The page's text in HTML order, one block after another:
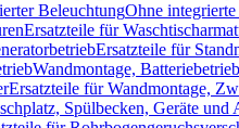
BeleuchtungOhne
Ersatzteile für
Ersatzteile für
Wandmontage, Batteriebetrieb
Ersatzteile für Wandmontage,
Spülbecken, Geräte und